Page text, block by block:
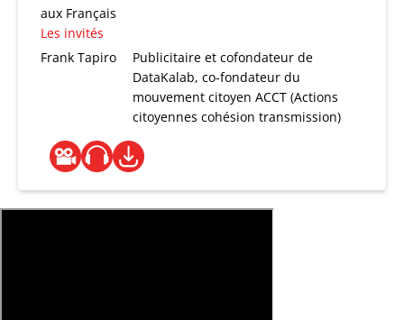
aux Français
Les invités
Frank Tapiro
Publicitaire et cofondateur de
DataKalab, co-fondateur du
mouvement citoyen ACCT (Actions
citoyennes cohésion transmission)